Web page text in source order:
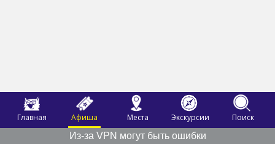
Главная Афиша Места Экскурсии
Поиск
Из-за VPN могут быть ошибки